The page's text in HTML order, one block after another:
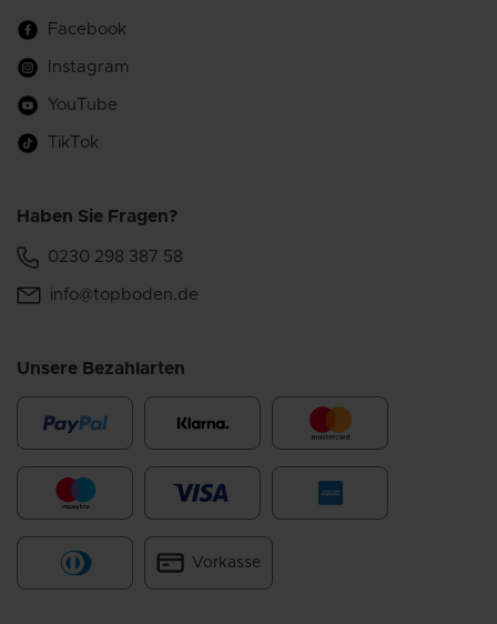
Facebook
Instagram
YouTube
TikTok
Haben Sie Fragen?
0230 298 387 58
info@topboden.de
Unsere Bezahlarten
Vorkasse